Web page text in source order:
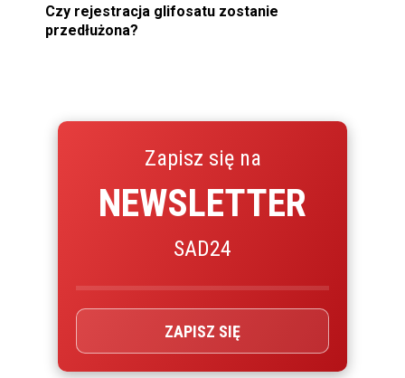
Czy rejestracja glifosatu zostanie
przedłużona?
Zapisz się na
NEWSLETTER
SAD24
ZAPISZ SIĘ